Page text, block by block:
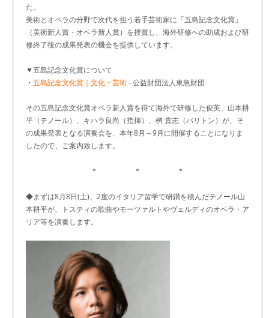
た。
美術とオペラの分野で次代を担う若手芸術家に「五島記念文化賞」
（美術新人賞・オペラ新人賞）を授賞し、海外研修への助成および研
修終了後の成果発表の機会を提供しています。
▼五島記念文化賞について
・ 五島記念文化賞｜文化・芸術- 公益財団法人東急財団
その五島記念文化賞オペラ新人賞を得て海外で研修した俊英、山本耕
平（テノール）、キハラ良尚（指揮）、桝 貴志（バリトン）が、そ
の成果発表となる演奏会を、本年8月～9月に開催することになりま
したので、ご案内致します。
＊ ＊ ＊
◆まずは8月8日(土)、2度のイタリア留学で研鑚を積んだテノール山
本耕平が、トスティの歌曲やモーツァルトやヴェルディのオペラ・ア
リア等を演奏します。